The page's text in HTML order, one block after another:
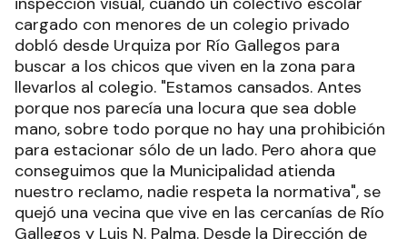
cargado con menores de un colegio privado
dobló desde Urquiza por Río Gallegos para
buscar a los chicos que viven en la zona para
llevarlos al colegio. "Estamos cansados. Antes
porque nos parecía una locura que sea doble
mano, sobre todo porque no hay una prohibición
para estacionar sólo de un lado. Pero ahora que
conseguimos que la Municipalidad atienda
nuestro reclamo, nadie respeta la normativa", se
quejó una vecina que vive en las cercanías de Río
Gallegos y Luis N. Palma. Desde la Dirección de